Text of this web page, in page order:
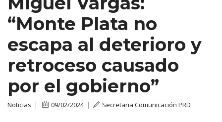
“Monte Plata no
escapa al deterioro y
retroceso causado
por el gobierno”
Noticias | 09/02/2024| Secretaria Comunicación PRD